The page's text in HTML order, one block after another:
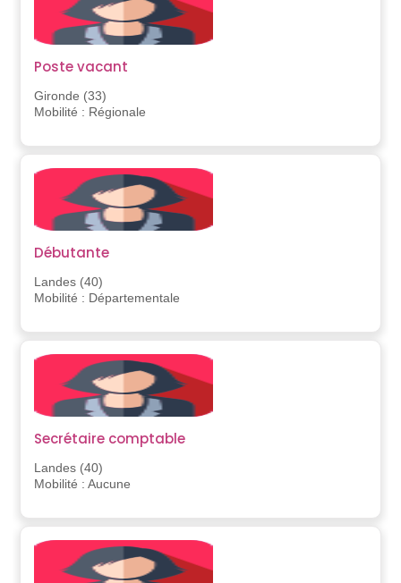
Poste vacant
Gironde (33)
Mobilité : Régionale
Débutante
Landes (40)
Mobilité : Départementale
Secrétaire comptable
Landes (40)
Mobilité : Aucune